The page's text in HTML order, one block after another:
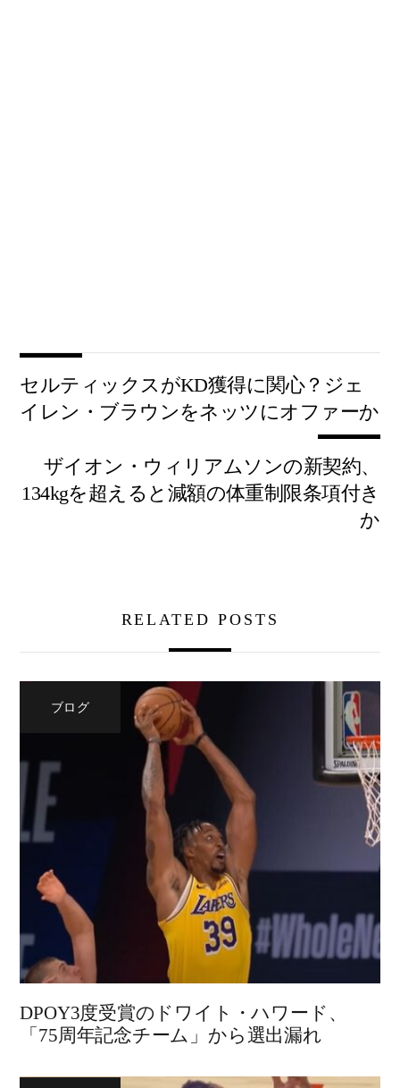
セルティックスがKD獲得に関心？ジェ
イレン・ブラウンをネッツにオファーか
ザイオン・ウィリアムソンの新契約、
134kgを超えると減額の体重制限条項付き
か
RELATED POSTS
ブログ
DPOY3度受賞のドワイト・ハワード、
「75周年記念チーム」から選出漏れ